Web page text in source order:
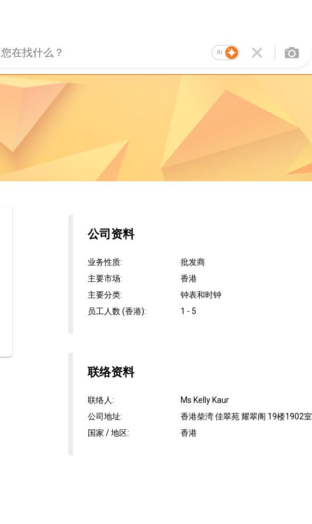
AI
公司资料
业务性质:
批发商
主要市场:
香港
主要分类:
钟表和时钟
员工人数 (香港): 1 - 5
联络资料
联络人:
Ms Kelly Kaur
公司地址:
香港柴湾 佳翠苑 耀翠阁 19楼1902室
国家 / 地区: 香港